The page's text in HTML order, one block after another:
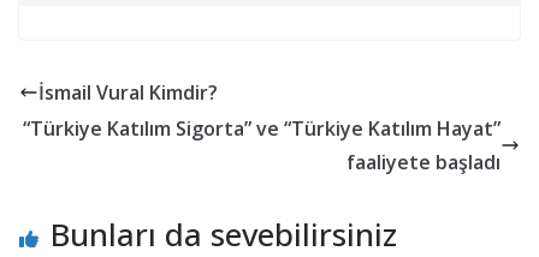
İsmail Vural Kimdir?
“Türkiye Katılım Sigorta” ve “Türkiye Katılım Hayat”
faaliyete başladı
Bunları da sevebilirsiniz